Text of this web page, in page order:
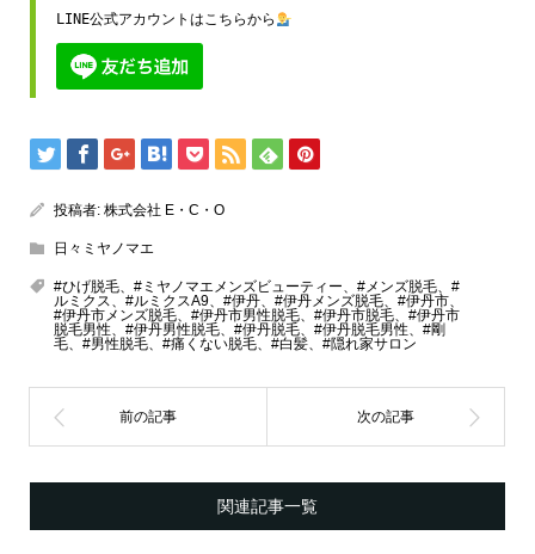
LINE公式アカウントはこちらから
投稿者: 株式会社 E・C・O
日々ミヤノマエ
#ひげ脱毛、#ミヤノマエメンズビューティー、#メンズ脱毛、#
ルミクス、#ルミクスA9、#伊丹、#伊丹メンズ脱毛、#伊丹市、
#伊丹市メンズ脱毛、#伊丹市男性脱毛、#伊丹市脱毛、#伊丹市
脱毛男性、#伊丹男性脱毛、#伊丹脱毛、#伊丹脱毛男性、#剛
毛、#男性脱毛、#痛くない脱毛、#白髪、#隠れ家サロン
関連記事一覧